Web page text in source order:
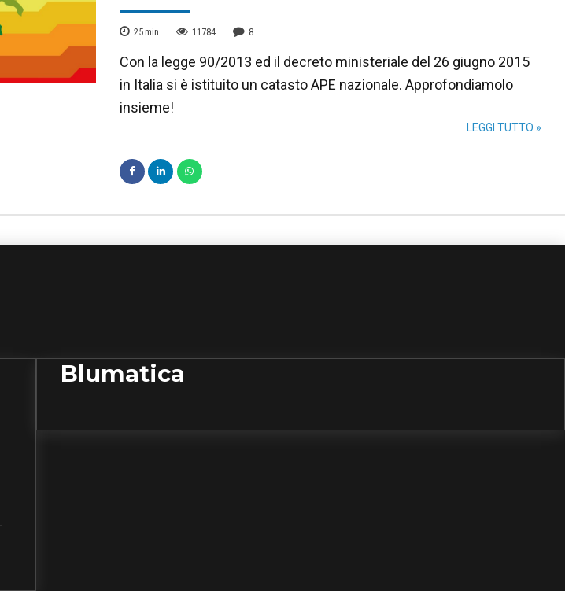
25 min 11784 8
Con la legge 90/2013 ed il decreto ministeriale del 26 giugno 2015
in Italia si è istituito un catasto APE nazionale. Approfondiamolo
insieme!
LEGGI TUTTO »
Blumatica